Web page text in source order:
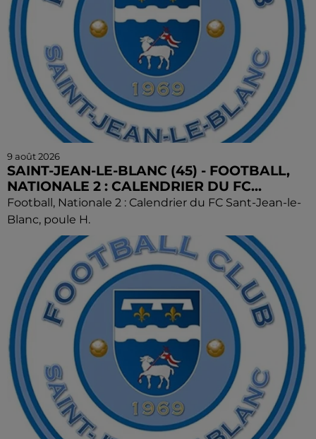
9 août 2026
SAINT-JEAN-LE-BLANC (45) - FOOTBALL,
NATIONALE 2 : CALENDRIER DU FC...
Football, Nationale 2 : Calendrier du FC Sant-Jean-le-
Blanc, poule H.